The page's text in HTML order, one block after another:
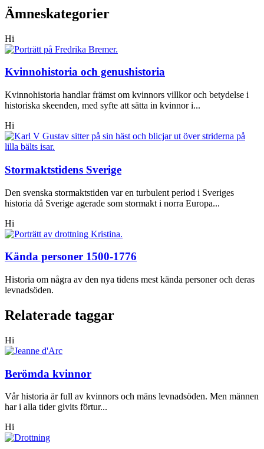
Ämneskategorier
Hi
Kvinnohistoria och genushistoria
Kvinnohistoria handlar främst om kvinnors villkor och betydelse i
historiska skeenden, med syfte att sätta in kvinnor i...
Hi
Stormaktstidens Sverige
Den svenska stormaktstiden var en turbulent period i Sveriges
historia då Sverige agerade som stormakt i norra Europa...
Hi
Kända personer 1500-1776
Historia om några av den nya tidens mest kända personer och deras
levnadsöden.
Relaterade taggar
Hi
Berömda kvinnor
Vår historia är full av kvinnors och mäns levnadsöden. Men männen
har i alla tider givits förtur...
Hi